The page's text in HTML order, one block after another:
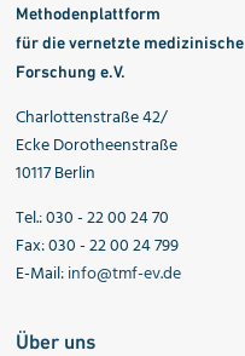
Methodenplattform
für die vernetzte medizinische
Forschung e.V.
Charlottenstraße 42/
Ecke Dorotheenstraße
10117 Berlin
Tel.: 030 - 22 00 24 70
Fax: 030 - 22 00 24 799
E-Mail:info@tmf-ev.de
Über uns